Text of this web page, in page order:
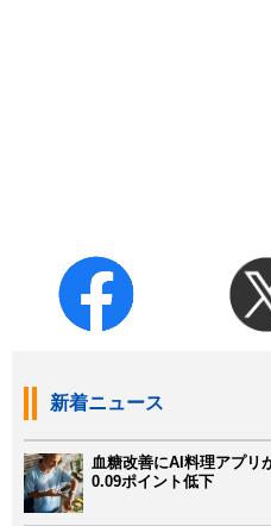
新着ニュース
血糖改善にAI料理アプ
0.09ポイント低下